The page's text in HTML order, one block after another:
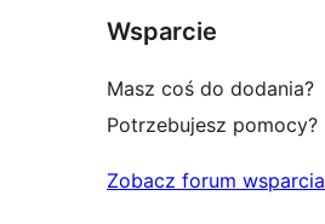
Wsparcie
Masz coś do dodania?
Potrzebujesz pomocy?
Zobacz forum wsparcia